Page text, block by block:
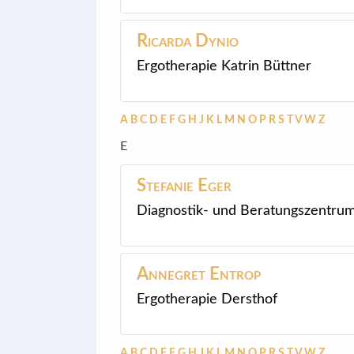
Ricarda Dynio
Ergotherapie Katrin Büttner
A B C D E F G H J K L M N O P R S V W Z
E
Stefanie Eger
Diagnostik- und
Annegret Entrop
Ergotherapie Dersthof